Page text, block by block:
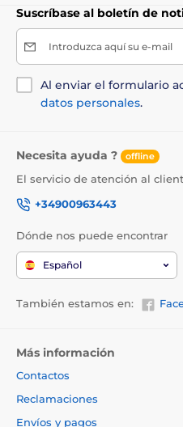
Suscríbase al boletín de
Introduzca aquí su e-mail
Al enviar el formulario
datos personales.
Necesita ayuda ? offline
El servicio de atención al
+34900963443
Dónde nos puede encontrar
Español
También estamos en:
Más información
Contactos
Reclamaciones
Envíos y pagos